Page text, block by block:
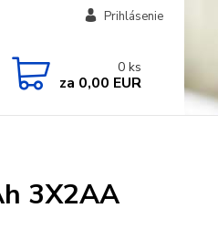
Prihlásenie
0 ks
za 0,00 EUR
3X2AA